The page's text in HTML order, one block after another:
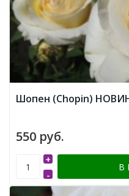
Шопен (Chopin)
550 руб.
-
+
В